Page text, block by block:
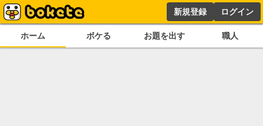
新規登録 ログイン
ホーム ボケる お題を出す 職人